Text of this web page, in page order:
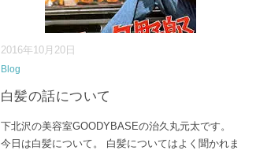
2016年10月20日
Blog
白髪の話について
下北沢の美容室GOODYBASEの治久丸元太です。
今日は白髪について。 白髪についてはよく聞かれま